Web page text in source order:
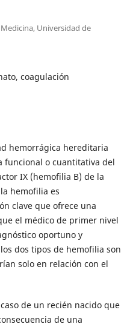
Universidad de
coagulación
hemorrágica hereditaria
funcional o cuantitativa del
IX (hemofilia B) de la
hemofilia es
clave que ofrece una
el médico de primer nivel
oportuno y
dos tipos de hemofilia son
solo en relación con el
de un recién nacido que
de una